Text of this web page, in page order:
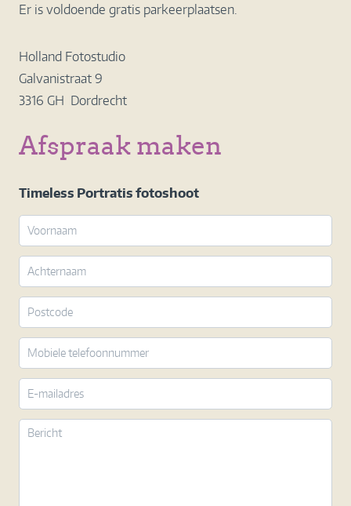
Er is voldoende gratis parkeerplaatsen.
Holland Fotostudio
Galvanistraat 9
3316 GH Dordrecht
Afspraak maken
Timeless Portratis fotoshoot